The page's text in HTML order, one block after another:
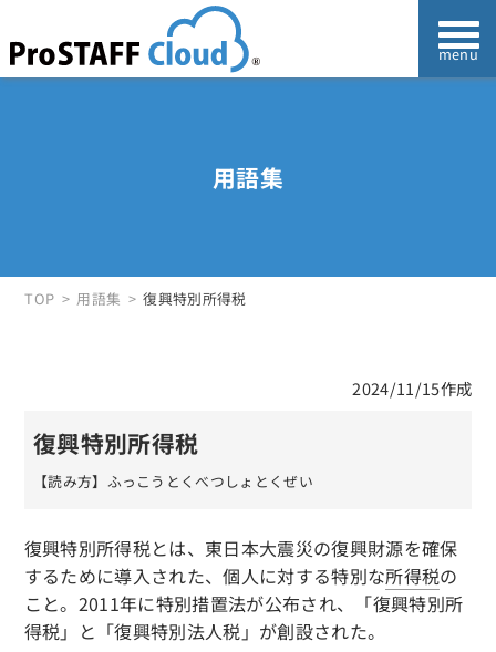
用語集
TOP 用語集 復興特別所得税
2024/11/15作成
復興特別所得税
【読み方】ふっこうとくべつしょとくぜい
復興特別所得税とは、東日本大震災の復興財源を確保
するために導入された、個人に対する特別な所得税の
こと。2011年に特別措置法が公布され、「復興特別所
得税」と「復興特別法人税」が創設された。